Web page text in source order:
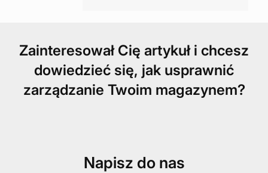
Zainteresował Cię artykuł i chcesz
dowiedzieć się, jak usprawnić
zarządzanie Twoim magazynem?
Napisz do nas